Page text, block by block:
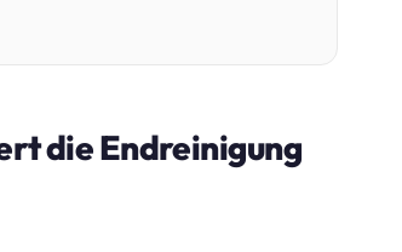
die Endreinigung